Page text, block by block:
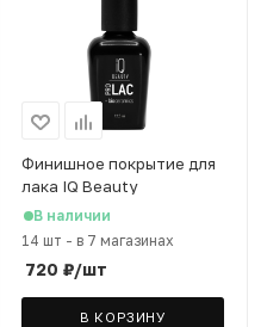
Финишное покрытие для
лака IQ Beauty
PROLAC+bioceamics
матовое, 12,5 мл
В наличии
14 шт - в 7 магазинах
720 ₽/шт
В КОРЗИНУ